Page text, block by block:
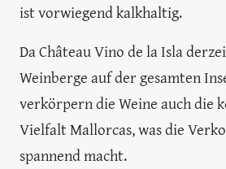
ist vorwiegend kalkhaltig.
Da Château Vino de la Isla
Weinberge auf der gesamten
verkörpern die Weine auch die
Vielfalt Mallorcas, was die
spannend macht.